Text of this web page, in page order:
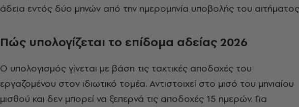
άδεια εντός δύο μηνών από την ημερομηνία υποβολής του
Πώς υπολογίζεται το επίδομα αδείας 2026
Ο υπολογισμός γίνεται με βάση τις τακτικές αποδοχές του
εργαζομένου στον ιδιωτικό τομέα. Αντιστοιχεί στο μισό του μηνιαίου
μισθού και δεν μπορεί να ξεπερνά τις αποδοχές 15 ημερών. Για